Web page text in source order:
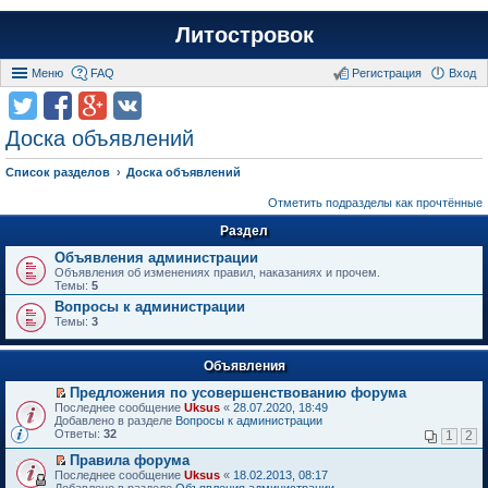
Литостровок
Меню FAQ Вход
Регистрация
Доска объявлений
Список разделов Доска объявлений
Отметить подразделы как прочтённые
Раздел
Объявления администрации
Объявления об изменениях правил, наказаниях и прочем.
Темы: 5
Вопросы к администрации
Темы: 3
Объявления
П
е
р
й
т
и
Предложения по усовершенствованию форума
Последнее сообщение Uksus « 28.07.2020, 18:49
Добавлено в разделе Вопросы к администрации
Ответы: 32 1 2
П
е
Правила форума
Последнее сообщение Uksus « 18.02.2013, 08:17